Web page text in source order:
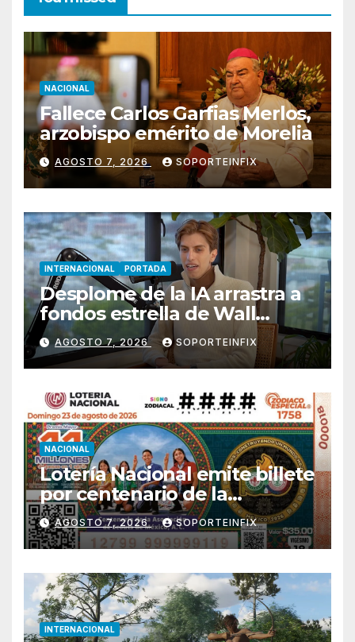
NACIONAL
Fallece Carlos Garfias Merlos,
arzobispo emérito de Morelia
AGOSTO 7, 2026 SOPORTEINFIX
INTERNACIONAL PORTADA
Desplome de la IA arrastra a
fondos estrella de Wall
Street
AGOSTO 7, 2026 SOPORTEINFIX
NACIONAL
Lotería Nacional emite billete
por centenario de la
Asociación de Scouts en
México
AGOSTO 7, 2026 SOPORTEINFIX
INTERNACIONAL